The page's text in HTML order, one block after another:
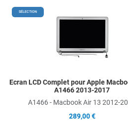
Add to Wishlist
SÉLECTION
Ecran LCD Complet pour Apple
A1466 2013-2017
A1466 - Macbook Air 13 2012-
289,00 €